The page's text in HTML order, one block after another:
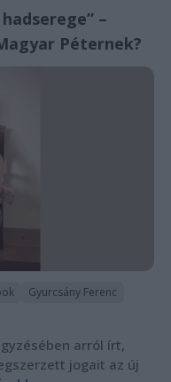
–
Péternek?
Gyurcsány Ferenc
arról írt,
jogait az új